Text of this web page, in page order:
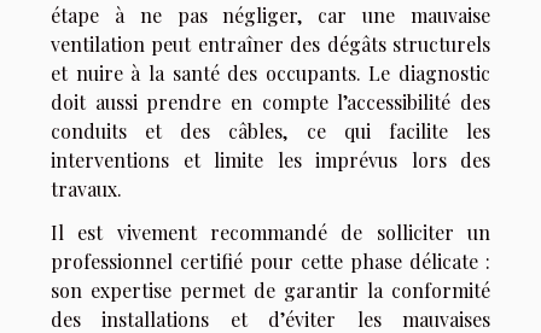
étape à ne pas négliger, car une mauvaise
ventilation peut entraîner des dégâts structurels
et nuire à la santé des occupants. Le diagnostic
doit aussi prendre en compte l’accessibilité des
conduits et des câbles, ce qui facilite les
interventions et limite les imprévus lors des
travaux.
Il est vivement recommandé de solliciter un
professionnel certifié pour cette phase délicate :
son expertise permet de garantir la conformité
des installations et d’éviter les mauvaises